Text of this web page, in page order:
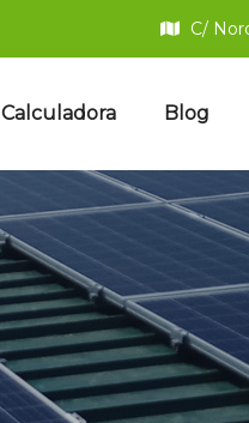
C/
Calculadora Blog